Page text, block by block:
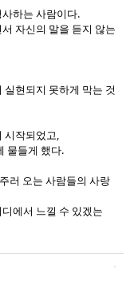
하는 사람이다.
자신의 말을 듣지 않는
현되지 못하게 막는 것
시작되었고 ,
물들게 했다.
러 오는 사람들의 사랑
에서 느낄 수 있겠는